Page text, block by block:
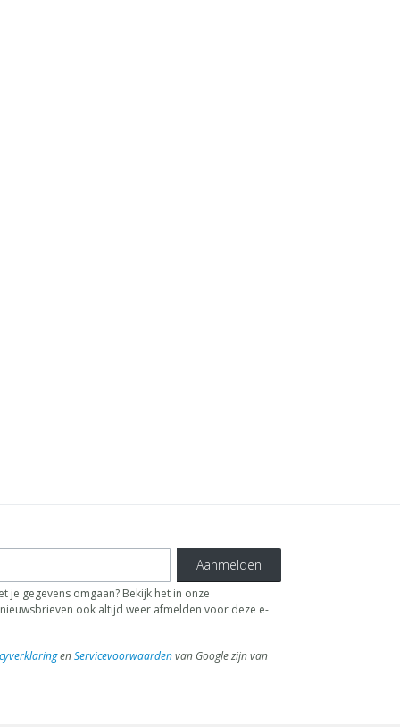
Aanmelden
je gegevens omgaan? Bekijk het in onze
ook altijd weer afmelden voor deze e-
enServicevoorwaardenvan Google zijn van